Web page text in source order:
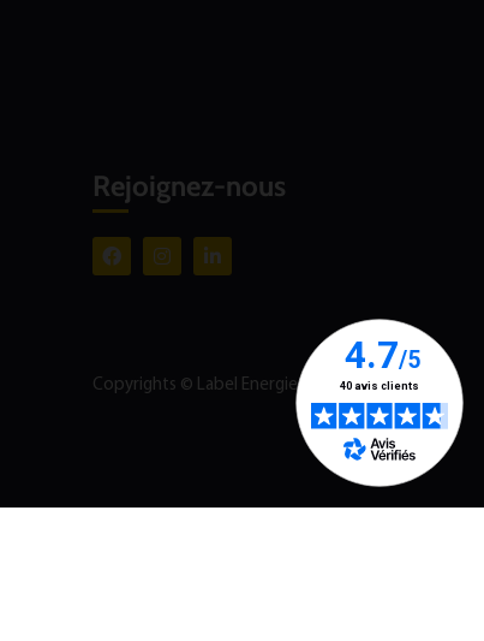
Rejoignez-nous
Copyrights © Label Energie